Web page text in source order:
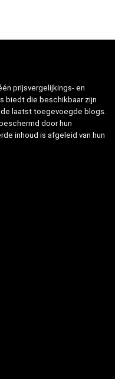
prijsvergelijkings- en
biedt die beschikbaar zijn
laatst toegevoegde blogs.
door hun
inhoud is afgeleid van hun